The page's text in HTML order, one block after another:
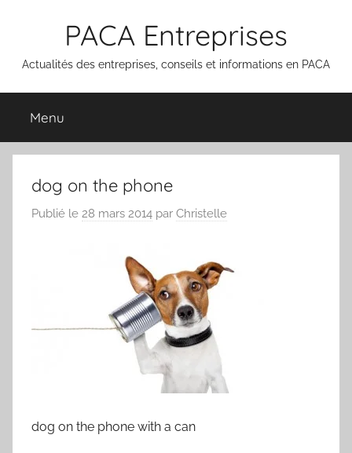
PACA Entreprises
Actualités des entreprises, conseils et informations en PACA
Menu
dog on the phone
Publié le 28 mars 2014 par Christelle
dog on the phone with a can